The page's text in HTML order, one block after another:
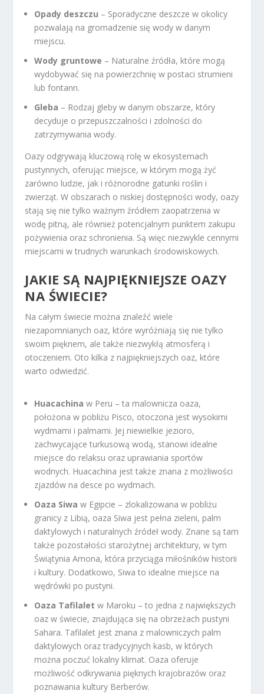
Opady deszczu – Sporadyczne deszcze w okolicy
pozwalają na gromadzenie się wody w danym
miejscu.
Wody gruntowe – Naturalne źródła, które mogą
wydobywać się na powierzchnię w postaci strumieni
lub fontann.
Gleba – Rodzaj gleby w danym obszarze, który
decyduje o przepuszczalności i zdolności do
zatrzymywania wody.
Oazy odgrywają kluczową rolę w ekosystemach
pustynnych, oferując miejsce, w którym mogą żyć
zarówno ludzie, jak i różnorodne gatunki roślin i
zwierząt. W obszarach o niskiej dostępności wody, oazy
stają się nie tylko ważnym źródłem zaopatrzenia w
wodę pitną, ale również potencjalnym punktem zakupu
pożywienia oraz schronienia. Są więc niezwykle cennymi
miejscami w trudnych warunkach środowiskowych.
JAKIE SĄ NAJPIĘKNIEJSZE OAZY
NA ŚWIECIE?
Na całym świecie można znaleźć wiele
niezapomnianych oaz, które wyróżniają się nie tylko
swoim pięknem, ale także niezwykłą atmosferą i
otoczeniem. Oto kilka z najpiękniejszych oaz, które
warto odwiedzić.
Huacachina w Peru – ta malownicza oaza,
położona w pobliżu Pisco, otoczona jest wysokimi
wydmami i palmami. Jej niewielkie jezioro,
zachwycające turkusową wodą, stanowi idealne
miejsce do relaksu oraz uprawiania sportów
wodnych. Huacachina jest także znana z możliwości
zjazdów na desce po wydmach.
Oaza Siwa w Egipcie – zlokalizowana w pobliżu
granicy z Libią, oaza Siwa jest pełna zieleni, palm
daktylowych i naturalnych źródeł wody. Znane są tam
także pozostałości starożytnej architektury, w tym
Świątynia Amona, która przyciąga miłośników historii
i kultury. Dodatkowo, Siwa to idealne miejsce na
wędrówki po pustyni.
Oaza Tafilalet w Maroku – to jedna z największych
oaz w świecie, znajdująca się na obrzeżach pustyni
Sahara. Tafilalet jest znana z malowniczych palm
daktylowych oraz tradycyjnych kasb, w których
można poczuć lokalny klimat. Oaza oferuje
możliwość odkrywania pięknych krajobrazów oraz
poznawania kultury Berberów.